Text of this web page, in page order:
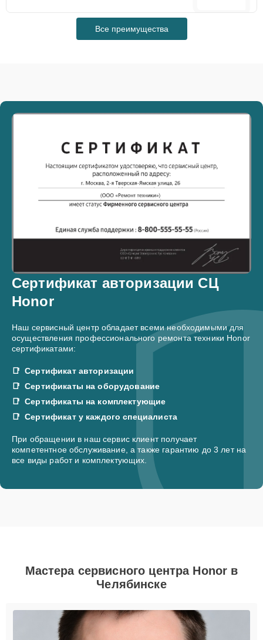
Все преимущества
Сертификат авторизации СЦ
Honor
Наш сервисный центр обладает всеми необходимыми для
осуществления профессионального ремонта техники Honor
сертификатами:
Сертификат авторизации
Сертификаты на оборудование
Сертификаты на комплектующие
Сертификат у каждого специалиста
При обращении в наш сервис клиент получает
компетентное обслуживание, а также гарантию до 3 лет на
все виды работ и комплектующих.
Мастера сервисного центра Honor в
Челябинске